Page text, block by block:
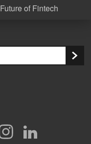
Future of Fintech